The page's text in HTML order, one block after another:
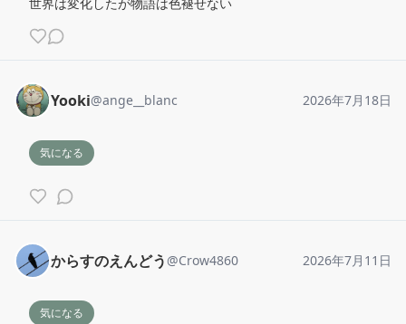
Yooki@ange__blanc 2026年7月18日
気になる
からすのえんどう @Crow4860 2026年7月11日
気になる